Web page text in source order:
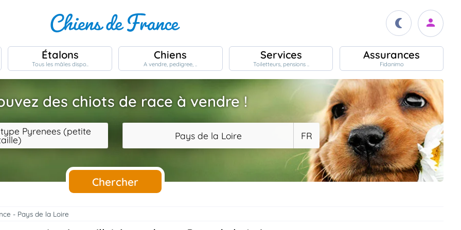
Étalons
Tous les mâles dispo..
Chiens
A vendre, pedigree, ..
Services
Toiletteurs, pensions ..
Assurances
Fidanimo
des chiots de race à vendre !
Pyrenees (petite Pays de la Loire FR
Chercher
- Pays de la Loire